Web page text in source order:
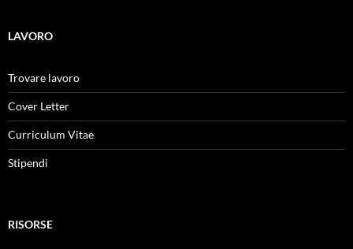
LAVORO
Trovare lavoro
Cover Letter
Curriculum Vitae
Stipendi
RISORSE